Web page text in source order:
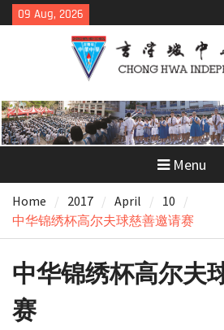
Skip
to
09 Aug, 2026
Menu
Home 2017 April
10
中华锦绣杯高尔夫球慈善邀请赛
中华锦绣杯高尔夫
赛